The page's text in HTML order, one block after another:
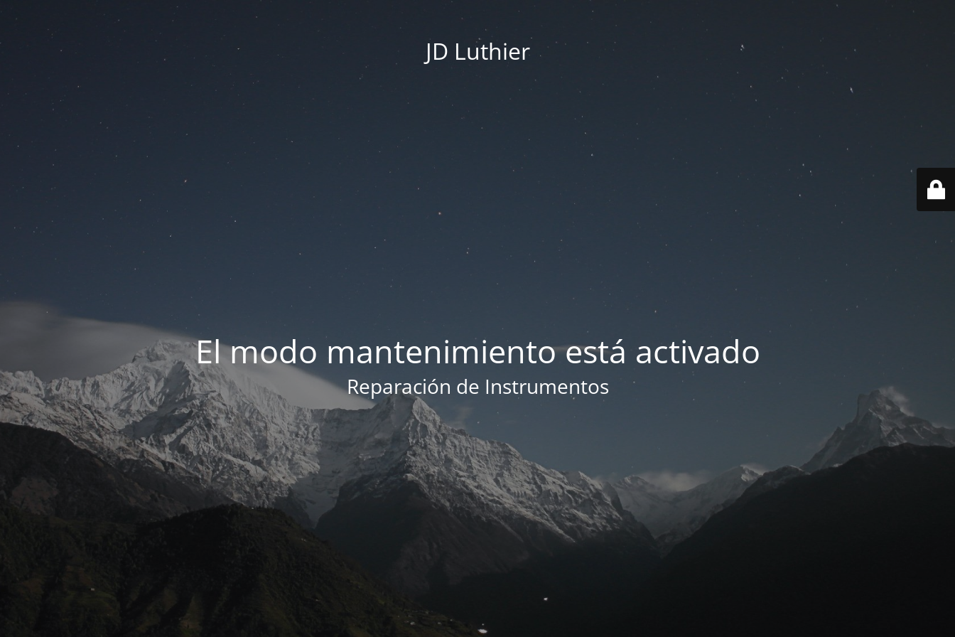
JD Luthier
El modo mantenimiento está activado
Reparación de Instrumentos